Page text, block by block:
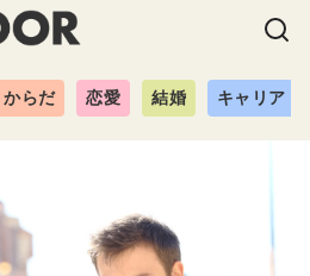
からだ 恋愛 結婚 キャリア